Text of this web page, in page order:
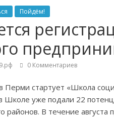
Пойдём!
0 Комментариев
Перми стартует «Школа
Школе уже подали 22
районов. В течение